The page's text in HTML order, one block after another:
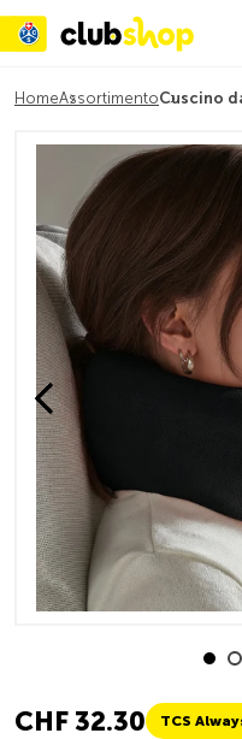
HomeAssortimentoCuscino
CHF 32.30 TCS